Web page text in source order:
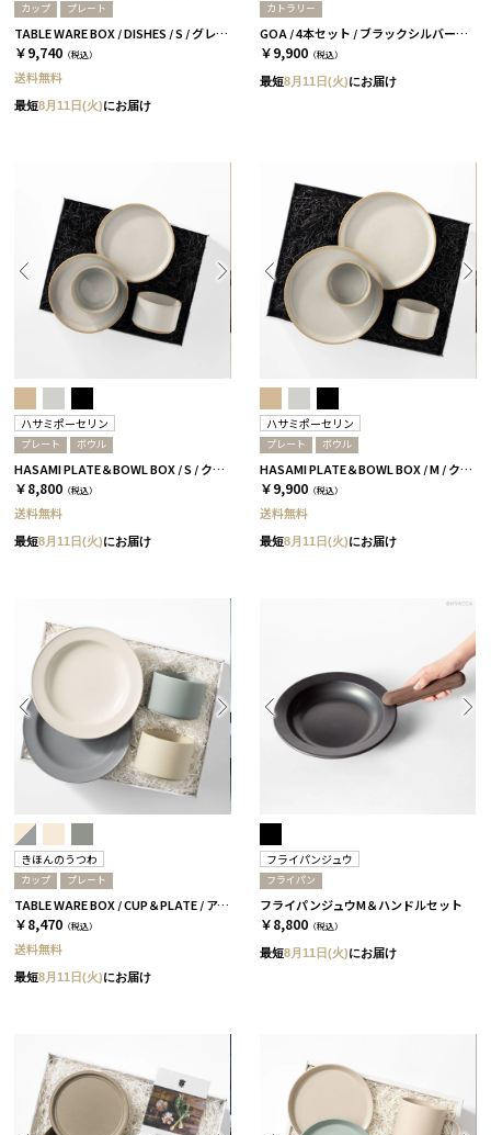
カップ プレート
TABLE WARE BOX / DISHES / S / グレー＆ベージュ［イイホシユミコ×木村硝子店］
￥9,740 （税込）
送料無料
最短8月11日(火)にお届け
カトラリー
GOA / 4本セット / ブラックシルバー［クチポール］
￥9,900 （税込）
最短8月11日(火)にお届け
ハサミポーセリン
プレート ボウル
HASAMI PLATE＆BOWL BOX / S / クリア［ハサミポーセリン］
￥8,800 （税込）
送料無料
最短8月11日(火)にお届け
ハサミポーセリン
プレート ボウル
HASAMI PLATE＆BOWL BOX / M / クリア［ハサミポーセリン］
￥9,900 （税込）
送料無料
最短8月11日(火)にお届け
きほんのうつわ
カップ プレート
TABLE WARE BOX / CUP＆PLATE / アイボリー＆グレー［きほんのうつわ］
￥8,470 （税込）
送料無料
最短8月11日(火)にお届け
フライパンジュウ
フライパン
フライパンジュウM＆ハンドルセット
￥8,800 （税込）
最短8月11日(火)にお届け